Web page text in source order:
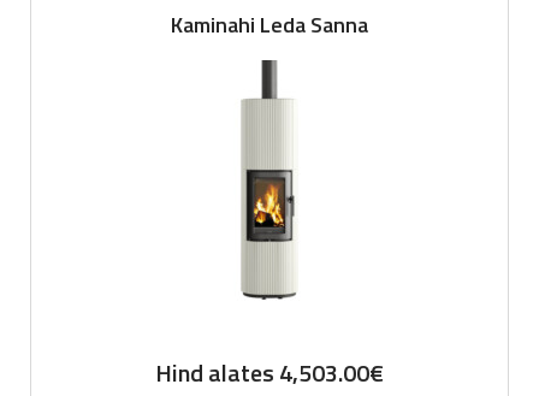
Kaminahi Leda Sanna
Hind alates4,503.00€